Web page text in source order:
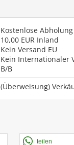
Kostenlose Abholung
10,00 EUR Inland
Kein Versand EU
Kein Internationaler
B/B
(Überweisung)
teilen